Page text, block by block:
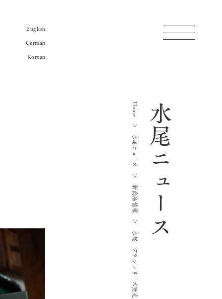
English
German
Korean
販売店リスト
水尾地酒ツーリズム
水尾ニュース
会社概要
お問い合わせ
アクセス
オンラインショップ
水尾ニュース
Home
＞
水尾ニュース
＞
新商品情報
＞
水尾 グランシリーズ発売